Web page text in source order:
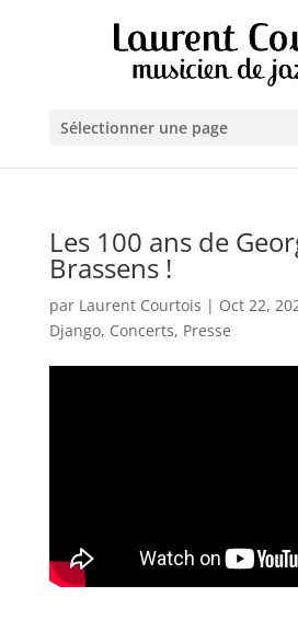
Sélectionner une page
Les 100 ans de
Brassens !
par Laurent Courtois | Oct 22,
Django, Concerts, Presse